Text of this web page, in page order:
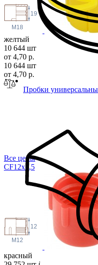
Пробки
19
M18
желтый
10 644 шт
от 4,70 р.
10 644 шт
от 4,70 р.
Все цены
CF12x1 ,5
12
M12
красный